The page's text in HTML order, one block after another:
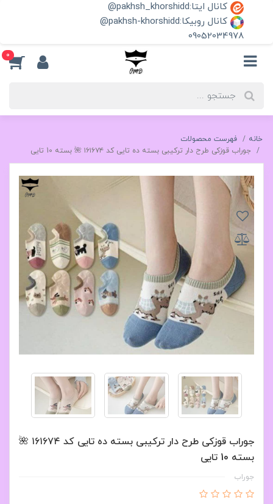
کانال ایتا:pakhsh_khorshidd@
کانال روبیکا:pakhsh-khorshidd@
09052034978
0
خانه
فهرست محصولات
جوراب قوزکی طرح دار ترکیبی بسته ده تایی کد ۱۶۱۶۷۴ 🌺 بسته 10 تایی
جوراب قوزکی طرح دار ترکیبی بسته ده تایی کد ۱۶۱۶۷۴ 🌺
بسته 10 تایی
جوراب